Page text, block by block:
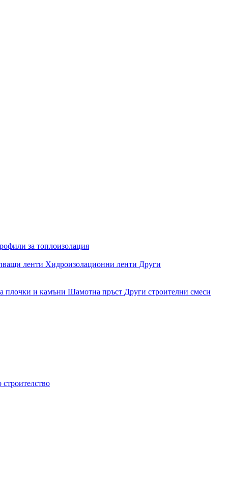
за топлоизолация
ленти Хидроизолационни ленти Други
плочки и камъни Шамотна пръст Други строителни смеси
строителство